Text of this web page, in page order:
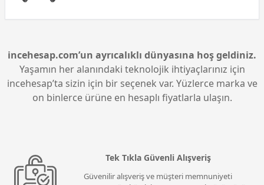
incehesap.com’un ayrıcalıklı dünyasına hoş geldiniz.
Yaşamın her alanındaki teknolojik ihtiyaçlarınız için
incehesap’ta sizin için bir seçenek var. Yüzlerce marka ve
on binlerce ürüne en hesaplı fiyatlarla ulaşın.
Tek Tıkla Güvenli Alışveriş
Güvenilir alışveriş ve müşteri memnuniyeti